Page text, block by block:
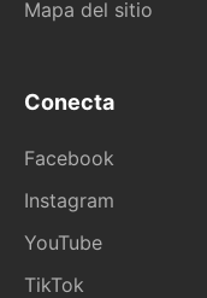
Mapa del sitio
Conecta
Facebook
Instagram
YouTube
TikTok